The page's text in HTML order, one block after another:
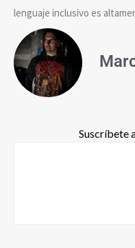
lenguaje inclusivo es
Suscríbete